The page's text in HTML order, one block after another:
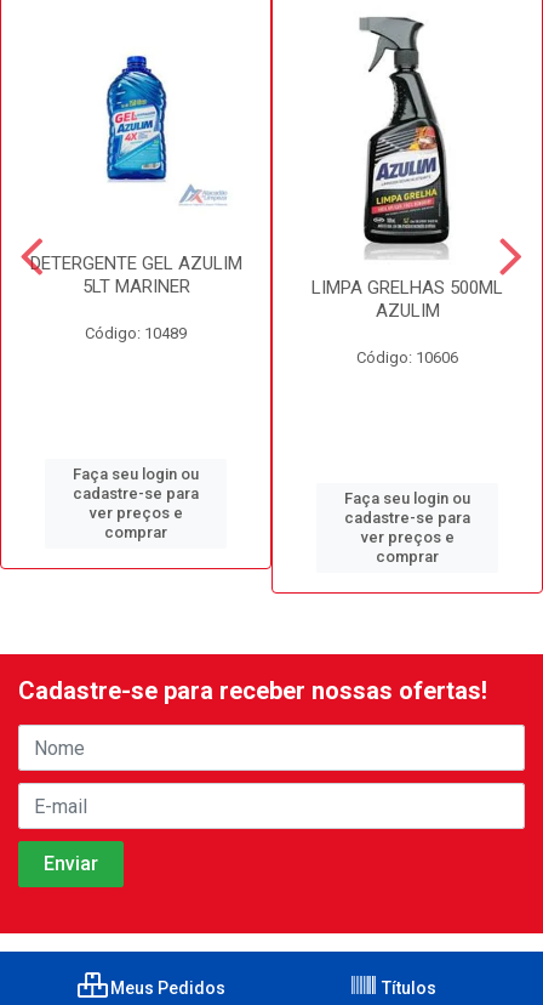
DETERGENTE GEL AZULIM
5LT MARINER
Código: 10489
Faça seu login ou
cadastre-se para
ver preços e
comprar
LIMPA GRELHAS 500ML
AZULIM
Código: 10606
Faça seu login ou
cadastre-se para
ver preços e
comprar
Cadastre-se para receber nossas ofertas!
Meus Pedidos Títulos